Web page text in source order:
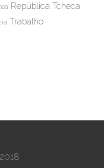
República Tcheca
Trabalho